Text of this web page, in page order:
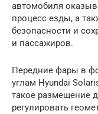
автомобиля
процесс езды, а
безопасности и
и пассажиров.
Передние фары в
углам Hyundai
такое размещение
регулировать